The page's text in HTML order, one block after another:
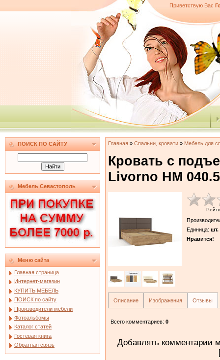
Приветствую Вас
ПОИСК ПО САЙТУ
Мебель Севастополь
Меню сайта
Главная страница
Интернет-магазин
КУПИТЬ МЕБЕЛЬ
ПОИСК по сайту
Производители мебели
Фотоальбомы
Каталог статей
Гостевая книга
Обратная связь
Главная » Спальни, кровати » Мебель для
Кровать с
Livorno НМ
Единица: шт.
Нравится!
Описание Изображения Отзывы
Всего комментариев: 0
Добавлять комментарии